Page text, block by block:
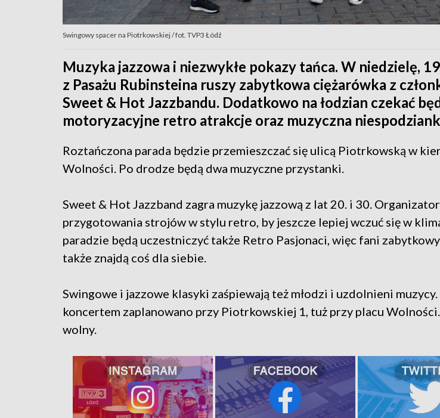
Swingowy spacer na Piotrkowskiej / fot. TVP3 Łódź
Muzyka jazzowa i niezwykłe pokazy tańca. W niedzielę,
z Pasażu Rubinsteina ruszy zabytkowa ciężarówka z
Sweet & Hot Jazzbandu. Dodatkowo na łodzian czekać
motoryzacyjne retro atrakcje oraz muzyczna
Roztańczona parada będzie przemieszczać się ulicą Piotrkowską w
Wolności. Po drodze będą dwa muzyczne przystanki.
Sweet & Hot Jazzband zagra muzykę jazzową z lat 20. i 30.
przygotowania strojów w stylu retro, by jeszcze lepiej wczuć się w
paradzie będą uczestniczyć także Retro Pasjonaci, więc fani
także znajdą coś dla siebie.
Swingowe i jazzowe klasyki zaśpiewają też młodzi i uzdolnieni muzycy.
koncertem zaplanowano przy Piotrkowskiej 1, tuż przy placu
wolny.